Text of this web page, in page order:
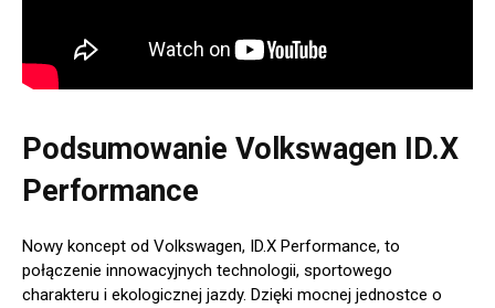
Podsumowanie Volkswagen ID.X
Performance
Nowy koncept od Volkswagen, ID.X Performance, to
połączenie innowacyjnych technologii, sportowego
charakteru i ekologicznej jazdy. Dzięki mocnej jednostce o